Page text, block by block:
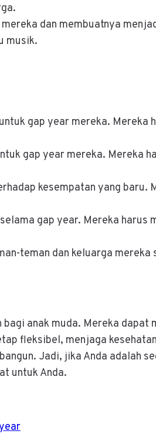
dan membuatnya
musik.
gap year mereka. Mereka
gap year mereka. Mereka
kesempatan yang baru.
gap year. Mereka harus
teman dan keluarga
anak muda. Mereka
fleksibel, menjaga
Jadi, jika Anda adalah
untuk Anda.